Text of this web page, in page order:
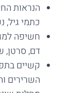
הנראות
כתמי גיל,
חשיפה
דם, סרטן,
קשיים
השרירים